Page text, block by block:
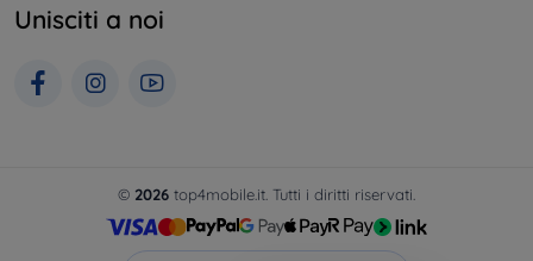
Unisciti a noi
© 2026 top4mobile.it. Tutti i diritti riservati.